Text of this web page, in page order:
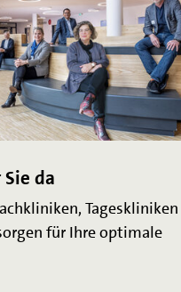
da
für Ihre optimale